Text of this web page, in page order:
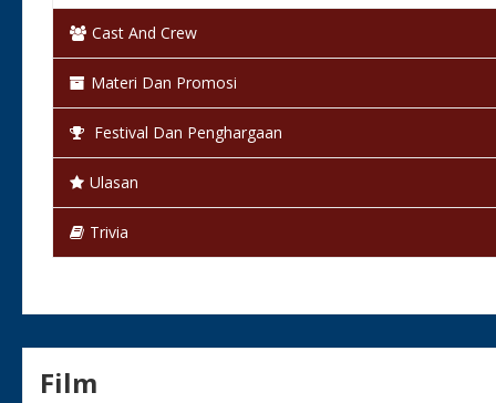
Klasifikasi:
Bahasa:Bahasa Indonesia
Warna:
Status:
Cast And Crew
Materi Dan Promosi
Festival Dan Penghargaan
Ulasan
Trivia
Film